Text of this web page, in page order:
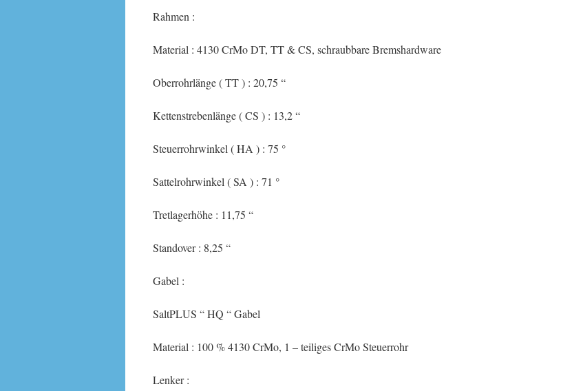
Rahmen :
Material : 4130 CrMo DT, TT & CS, schraubbare Bremshardware
Oberrohrlänge ( TT ) : 20,75 “
Kettenstrebenlänge ( CS ) : 13,2 “
Steuerrohrwinkel ( HA ) : 75 °
Sattelrohrwinkel ( SA ) : 71 °
Tretlagerhöhe : 11,75 “
Standover : 8,25 “
Gabel :
SaltPLUS “ HQ “ Gabel
Material : 100 % 4130 CrMo, 1 – teiliges CrMo Steuerrohr
Lenker :